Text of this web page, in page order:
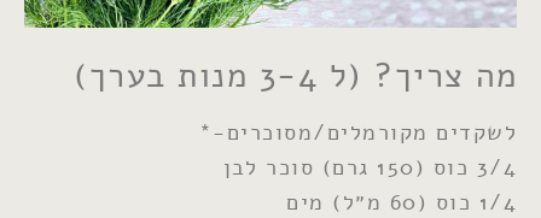
מה צריך? (ל 3-4 מנות בערך)
לשקדים מקורמלים/מסוכרים-*
3/4 כוס (150 גרם) סוכר לבן
1/4 כוס (60 מ״ל) מים